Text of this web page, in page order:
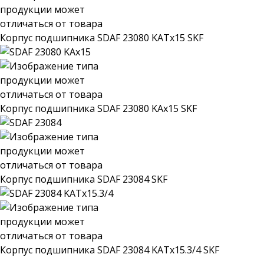
Корпус подшипника SDAF 23080 KATx15 SKF
Корпус подшипника SDAF 23080 KAx15 SKF
Корпус подшипника SDAF 23084 SKF
Корпус подшипника SDAF 23084 KATx15.3/4 SKF